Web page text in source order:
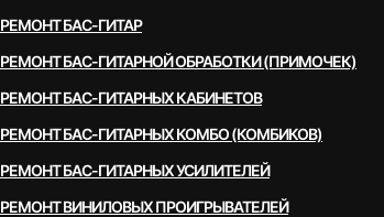
РЕМОНТ БАС-ГИТАР
РЕМОНТ БАС-ГИТАРНОЙ ОБРАБОТКИ (ПРИМОЧЕК)
РЕМОНТ БАС-ГИТАРНЫХ КАБИНЕТОВ
РЕМОНТ БАС-ГИТАРНЫХ КОМБО (КОМБИКОВ)
РЕМОНТ БАС-ГИТАРНЫХ УСИЛИТЕЛЕЙ
РЕМОНТ ВИНИЛОВЫХ ПРОИГРЫВАТЕЛЕЙ